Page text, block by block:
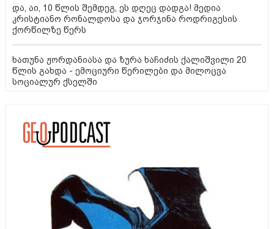
და, აი, 10 წლის შემდეგ, ეს დღეც დადგა! მედია
კრისტიანო რონალდოსა და ჯორჯინა როდრიგესის
ქორწილზე წერს
ხათუნა ჟორდანიასა და ზურა ხაჩიძის ქალიშვილი 20
წლის გახდა - ემოციური წერილები და მილოცვა
სოციალურ ქსელში